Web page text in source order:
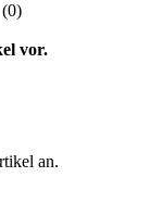
(0)
vor.
an.